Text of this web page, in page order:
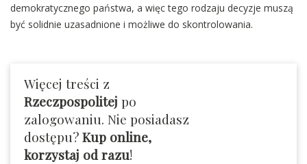
demokratycznego państwa, a więc tego rodzaju decyzje muszą
być solidnie uzasadnione i możliwe do skontrolowania.
Więcej treści z
Rzeczpospolitej po
zalogowaniu. Nie posiadasz
dostępu?Kup online,
korzystaj od razu!